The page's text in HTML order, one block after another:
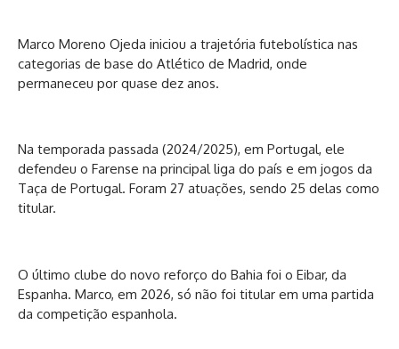
Marco Moreno Ojeda iniciou a trajetória futebolística nas
categorias de base do Atlético de Madrid, onde
permaneceu por quase dez anos.
Na temporada passada (2024/2025), em Portugal, ele
defendeu o Farense na principal liga do país e em jogos da
Taça de Portugal. Foram 27 atuações, sendo 25 delas como
titular.
O último clube do novo reforço do Bahia foi o Eibar, da
Espanha. Marco, em 2026, só não foi titular em uma partida
da competição espanhola.